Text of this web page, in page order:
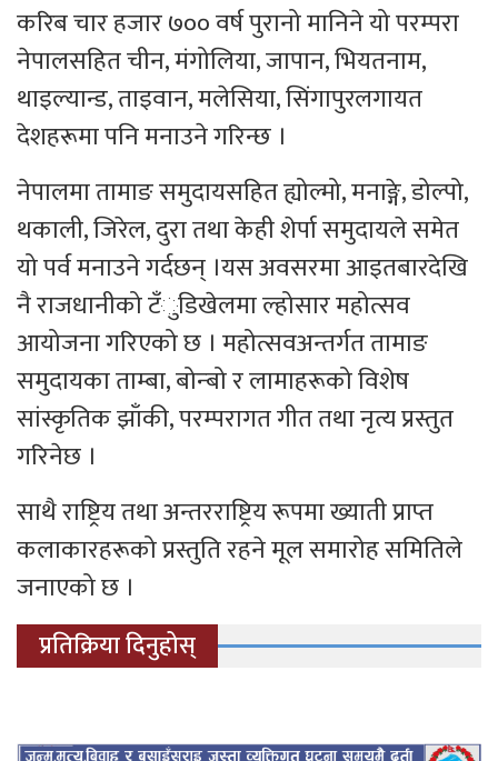
करिब चार हजार ७०० वर्ष पुरानो मानिने यो परम्परा
नेपालसहित चीन, मंगोलिया, जापान, भियतनाम,
थाइल्यान्ड, ताइवान, मलेसिया, सिंगापुरलगायत
देशहरूमा पनि मनाउने गरिन्छ ।
नेपालमा तामाङ समुदायसहित ह्योल्मो, मनाङ्गे, डोल्पो,
थकाली, जिरेल, दुरा तथा केही शेर्पा समुदायले समेत
यो पर्व मनाउने गर्दछन् ।यस अवसरमा आइतबारदेखि
नै राजधानीको टँुडिखेलमा ल्होसार महोत्सव
आयोजना गरिएको छ । महोत्सवअन्तर्गत तामाङ
समुदायका ताम्बा, बोन्बो र लामाहरूको विशेष
सांस्कृतिक झाँकी, परम्परागत गीत तथा नृत्य प्रस्तुत
गरिनेछ ।
साथै राष्ट्रिय तथा अन्तरराष्ट्रिय रूपमा ख्याती प्राप्त
कलाकारहरूको प्रस्तुति रहने मूल समारोह समितिले
जनाएको छ ।
प्रतिक्रिया दिनुहोस्